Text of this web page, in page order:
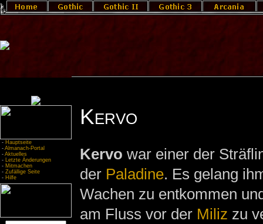
- Hauptseite
- Almanach-Portal
- Aktuelles
- Letzte Änderungen
- Mitmachen
- Zufällige Seite
- Hilfe
Kervo
Kervo war einer der
der Paladine. Es gelang
Wachen zu entkommen
am Fluss vor der Miliz zu